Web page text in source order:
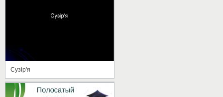
Сузір'я